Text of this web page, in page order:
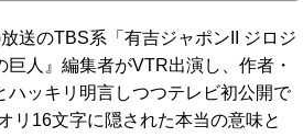
送のTBS系「有吉ジャポンII ジロジ
巨人』編集者がVTR出演し、作者・
ハッキリ明言しつつテレビ初公開で
リ16文字に隠された本当の意味と